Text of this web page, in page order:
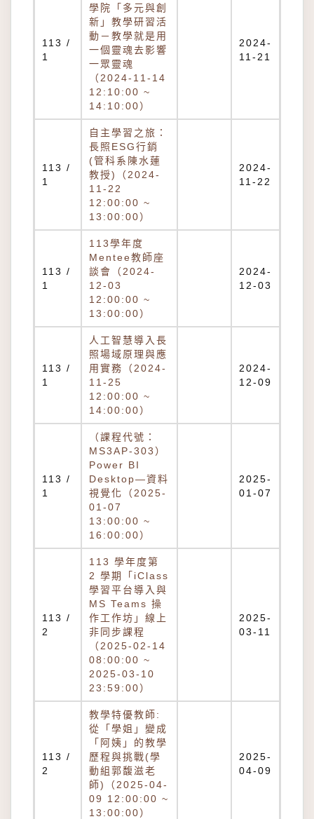
113 /
1
學院「多元與創
新」教學研習活
動－教學就是用
一個靈魂去影響
一眾靈魂
（2024-11-14
12:10:00 ~
14:10:00）
2024-
11-21
113 /
1
自主學習之旅：
長照ESG行銷
(管科系陳水蓮
教授)（2024-
11-22
12:00:00 ~
13:00:00）
2024-
11-22
113 /
1
113學年度
Mentee教師座
談會（2024-
12-03
12:00:00 ~
13:00:00）
2024-
12-03
113 /
1
人工智慧導入長
照場域原理與應
用實務（2024-
11-25
12:00:00 ~
14:00:00）
2024-
12-09
113 /
1
（課程代號：
MS3AP-303）
Power BI
Desktop—資料
視覺化（2025-
01-07
13:00:00 ~
16:00:00）
2025-
01-07
113 /
2
113 學年度第
2 學期「iClass
學習平台導入與
MS Teams 操
作工作坊」線上
非同步課程
（2025-02-14
08:00:00 ~
2025-03-10
23:59:00）
2025-
03-11
113 /
2
教學特優教師:
從「學姐」變成
「阿姨」的教學
歷程與挑戰(學
動組郭馥滋老
師)（2025-04-
09 12:00:00 ~
13:00:00）
2025-
04-09